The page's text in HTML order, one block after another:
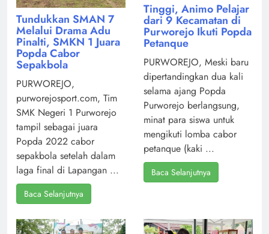
Tundukkan SMAN 7
Melalui Drama Adu
Pinalti, SMKN 1 Juara
Popda Cabor
Sepakbola
PURWOREJO,
purworejosport.com, Tim
SMK Negeri 1 Purworejo
tampil sebagai juara
Popda 2022 cabor
sepakbola setelah dalam
laga final di Lapangan ...
Baca Selanjutnya
Tinggi, Animo Pelajar
dari 9 Kecamatan di
Purworejo Ikuti Popda
Petanque
PURWOREJO, Meski baru
dipertandingkan dua kali
selama ajang Popda
Purworejo berlangsung,
minat para siswa untuk
mengikuti lomba cabor
petanque (kaki ...
Baca Selanjutnya